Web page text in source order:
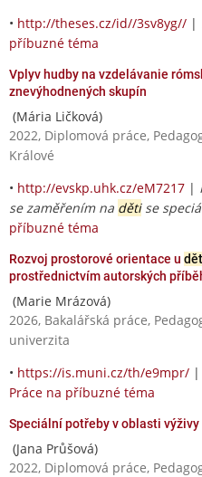
• http://theses.cz/id//3sv8yg// |
příbuzné téma
Vplyv hudby na vzdelávanie
znevýhodnených skupín
(Mária Ličková)
2022, Diplomová práce,
Králové
• http://evskp.uhk.cz/eM7217 |
se zaměřením na dětise
příbuzné téma
Rozvoj prostorové orientace u
prostřednictvím autorských
(Marie Mrázová)
2026, Bakalářská práce,
univerzita
• https://is.muni.cz/th/e9mpr/ |
Práce na příbuzné téma
Speciální potřeby v oblasti výživy
(Jana Průšová)
2022, Diplomová práce,